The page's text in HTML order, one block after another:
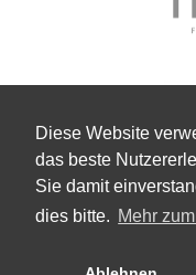
Diese Website
das beste
Sie damit
dies bitte. Mehr